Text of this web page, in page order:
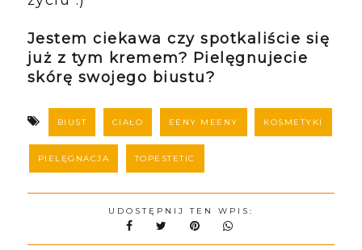
Jestem ciekawa czy spotkaliście się
już z tym kremem? Pielęgnujecie
skórę swojego biustu?
BIUST CIAŁO EENY MEENY KOSMETYKI
PIELĘGNACJA TOPESTETIC
UDOSTĘPNIJ TEN WPIS: